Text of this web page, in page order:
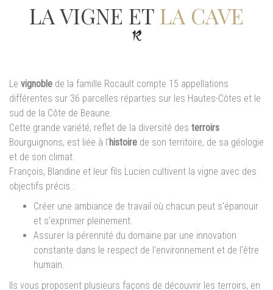
LA VIGNE ET LA CAVE
Le vignoble de la famille Rocault compte 15 appellations
différentes sur 36 parcelles réparties sur les Hautes-Côtes et le
sud de la Côte de Beaune.
Cette grande variété, reflet de la diversité des terroirs
Bourguignons, est liée à l’histoire de son territoire, de sa géologie
et de son climat.
François, Blandine et leur fils Lucien cultivent la vigne avec des
objectifs précis :
Créer une ambiance de travail où chacun peut s'épanouir
et s'exprimer pleinement.
Assurer la pérennité du domaine par une innovation
constante dans le respect de l'environnement et de l'être
humain.
Ils vous proposent plusieurs façons de découvrir les terroirs, en